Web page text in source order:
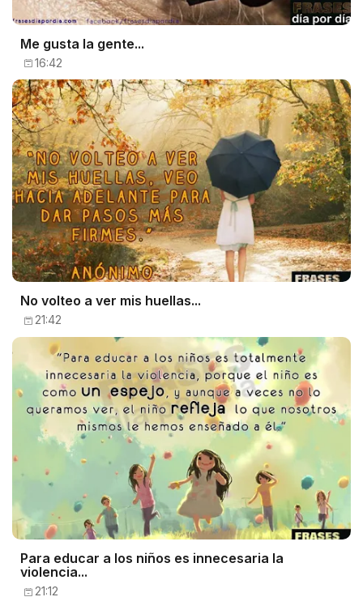
Me gusta la gente...
16:42
No volteo a ver mis huellas...
21:42
Para educar a los niños es innecesaria la
violencia...
21:12